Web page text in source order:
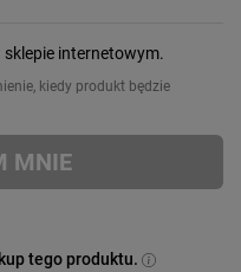
internetowym.
kiedy produkt będzie
MNIE
tego produktu.